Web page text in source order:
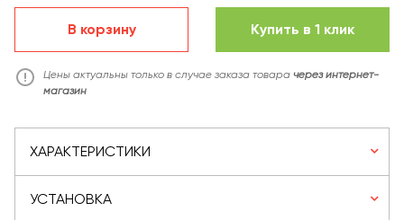
В корзину Купить в 1 клик
Цены актуальны только в случае заказа товара через интернет-
магазин
ХАРАКТЕРИСТИКИ
УСТАНОВКА